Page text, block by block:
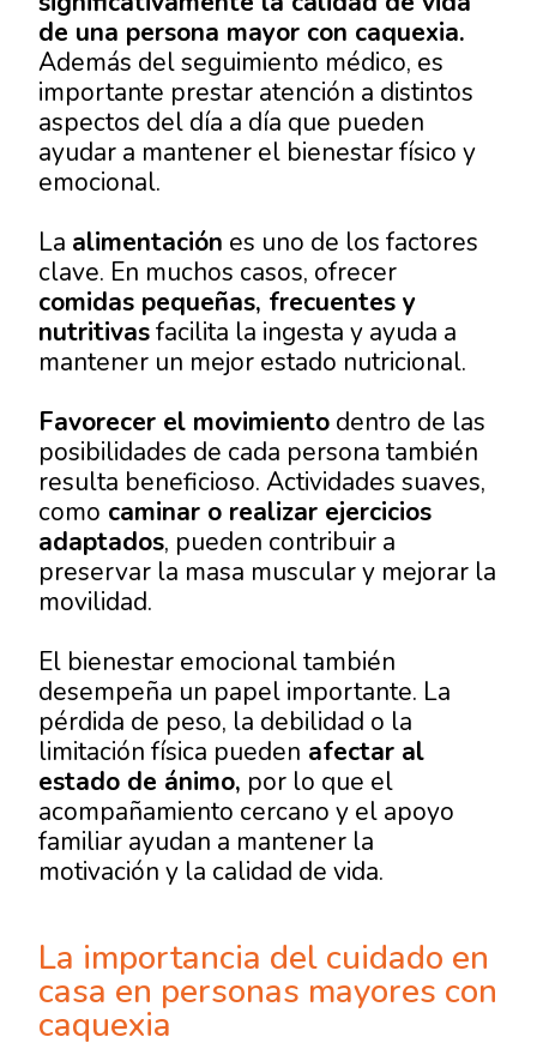
de una persona mayor con caquexia.
Además del seguimiento médico, es
importante prestar atención a distintos
aspectos del día a día que pueden
ayudar a mantener el bienestar físico y
emocional.
La alimentación es uno de los factores
clave. En muchos casos, ofrecer
comidas pequeñas, frecuentes y
nutritivasfacilita la ingesta y ayuda a
mantener un mejor estado nutricional.
Favorecer el movimiento dentro de las
posibilidades de cada persona también
resulta beneficioso. Actividades suaves,
como caminar o realizar ejercicios
adaptados, pueden contribuir a
preservar la masa muscular y mejorar la
movilidad.
El bienestar emocional también
desempeña un papel importante. La
pérdida de peso, la debilidad o la
limitación física pueden afectar al
estado de ánimo, por lo que el
acompañamiento cercano y el apoyo
familiar ayudan a mantener la
motivación y la calidad de vida.
La importancia del cuidado en
casa en personas mayores con
caquexia